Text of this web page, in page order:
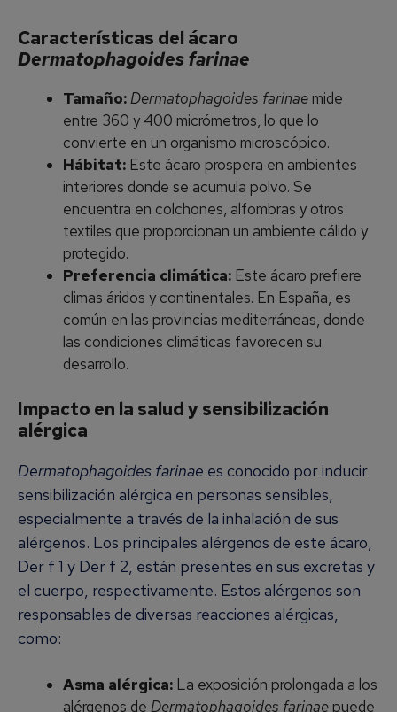
Características del ácaro
Dermatophagoides farinae
Tamaño:Dermatophagoides farinae mide
entre 360 y 400 micrómetros, lo que lo
convierte en un organismo microscópico.
Hábitat: Este ácaro prospera en ambientes
interiores donde se acumula polvo. Se
encuentra en colchones, alfombras y otros
textiles que proporcionan un ambiente cálido y
protegido.
Preferencia climática: Este ácaro prefiere
climas áridos y continentales. En España, es
común en las provincias mediterráneas, donde
las condiciones climáticas favorecen su
desarrollo.
Impacto en la salud y sensibilización
alérgica
Dermatophagoides farinae es conocido por inducir
sensibilización alérgica en personas sensibles,
especialmente a través de la inhalación de sus
alérgenos. Los principales alérgenos de este ácaro,
Der f 1 y Der f 2, están presentes en sus excretas y
el cuerpo, respectivamente. Estos alérgenos son
responsables de diversas reacciones alérgicas,
como:
Asma alérgica: La exposición prolongada a los
alérgenos de Dermatophagoides farinae puede